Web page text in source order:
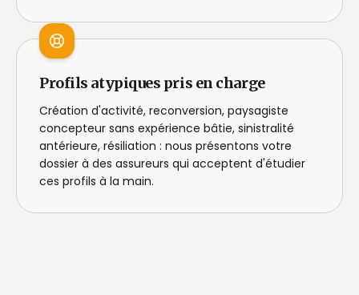
Profils atypiques pris en charge
Création d'activité, reconversion, paysagiste
concepteur sans expérience bâtie, sinistralité
antérieure, résiliation : nous présentons votre
dossier à des assureurs qui acceptent d'étudier
ces profils à la main.